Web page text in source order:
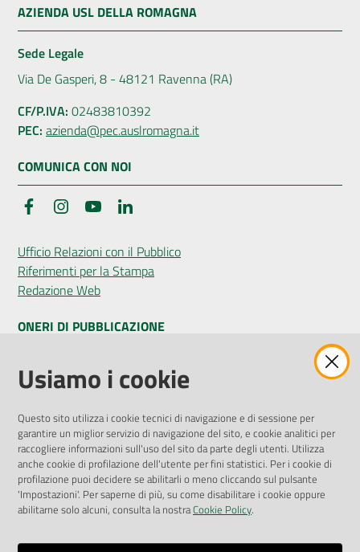
AZIENDA USL DELLA ROMAGNA
Sede Legale
Via De Gasperi, 8 - 48121 Ravenna (RA)
CF/P.IVA: 02483810392
PEC: azienda@pec.auslromagna.it
COMUNICA CON NOI
FacebookInstagramYouTube
Ufficio Relazioni con il Pubblico
Riferimenti per la Stampa
Redazione Web
ONERI DI PUBBLICAZIONE
Amministrazione Trasparente
Pubblicità legale
Privacy Policy
Attuazione Misure PNRR
Liste di Attesa
ENTI, IMPRESE E PARTNER
Fatturazione Elettronica
Usiamo i cookie
Questo sito utilizza i cookie tecnici di navigazione e di sessione per
garantire un miglior servizio di navigazione del sito, e cookie analitici per
raccogliere informazioni sull'uso del sito da parte degli utenti. Utilizza
anche cookie di profilazione dell'utente per fini statistici. Per i cookie di
profilazione puoi decidere se abilitarli o meno cliccando sul pulsante
'Impostazioni'. Per saperne di più, su come disabilitare i cookie oppure
abilitarne solo alcuni, consulta la nostraCookie Policy.